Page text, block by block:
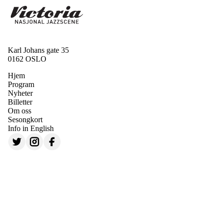
Karl Johans gate 35
0162 OSLO
Hjem
Program
Nyheter
Billetter
Om oss
Sesongkort
Info in English